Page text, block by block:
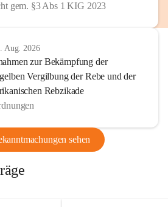
gem. §3 Abs 1 KIG 2023
Aug. 2026
zur Bekämpfung der
Vergilbung der Rebe und der
Rebzikade
sehen